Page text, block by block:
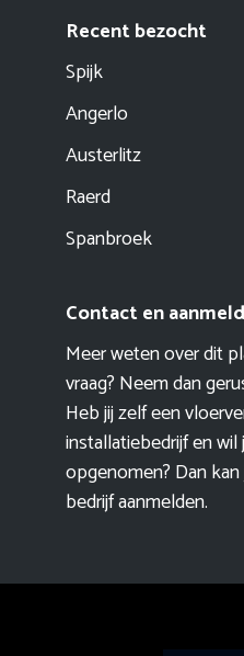
Recent bezocht
Spijk
Angerlo
Austerlitz
Raerd
Spanbroek
Contact en
Meer weten over dit
vraag? Neem dan
Heb jij zelf een
installatiebedrijf en
opgenomen? Dan
bedrijf aanmelden.